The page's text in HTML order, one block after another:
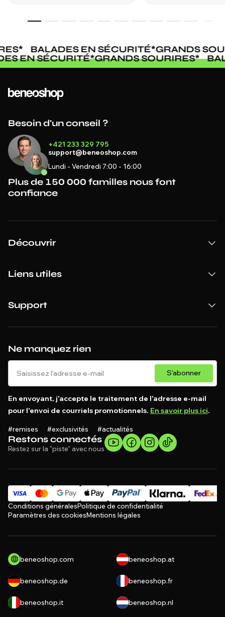
* BALADES EN SÉCURITÉ*GRANDS
EN SÉCURITÉ*GRANDS SOURIRES*
Restons connectés
Restez sur la "piste" avec nous
Ne manquez rien
S'abonner
En envoyant, j'accepte le traitement de l'adresse e-mail
pour l'envoi de courriels promotionnels. En savoir plus ici.
#remises #exclusivités #actualités
Besoin d'un conseil ?
+421 233 329 795
support@beneoshop.com
Lundi - Vendredi 7:00 - 16:00
Plus de 150 000 familles nous font
confiance
Découvrir
Liens utiles
Support
Conditions généralesPolitique de confidentialité
Paramètres des cookiesMentions légales
beneoshop.com beneoshop.at
beneoshop.de beneoshop.fr
beneoshop.it beneoshop.nl